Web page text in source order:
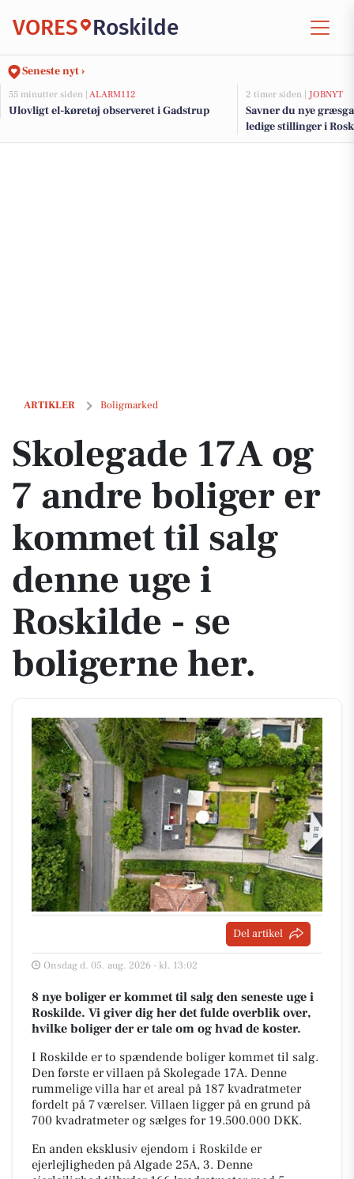
VORES Roskilde
Seneste nyt ›
55 minutter siden | ALARM112
Ulovligt el-køretøj observeret i Gadstrup
2 timer siden | JOBNYT
Savner du nye
ledige stillinger i
ARTIKLER Boligmarked
Skolegade 17A og 7 andre boliger er kommet til salg denne uge i
Skolegade 17A og
7 andre boliger er
kommet til salg
denne uge i
Roskilde - se
boligerne her.
Del artikel
Onsdag d. 05. aug. 2026 - kl. 13:02
8 nye boliger er kommet til salg den seneste uge i
Roskilde. Vi giver dig her det fulde overblik over,
hvilke boliger der er tale om og hvad de koster.
I Roskilde er to spændende boliger kommet til salg.
Den første er villaen på Skolegade 17A. Denne
rummelige villa har et areal på 187 kvadratmeter
fordelt på 7 værelser. Villaen ligger på en grund på
700 kvadratmeter og sælges for 19.500.000 DKK.
En anden eksklusiv ejendom i Roskilde er
ejerlejligheden på Algade 25A, 3. Denne